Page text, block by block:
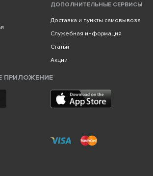
ДОПОЛНИТЕЛЬНЫЕ СЕРВИСЫ
Доставка и пункты самовывоза
Служебная информация
Статьи
Акции
ПРИЛОЖЕНИЕ